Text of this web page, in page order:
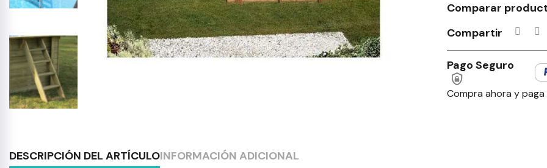
Comparar
Compartir
Pago Seguro
Compra ahora y
DESCRIPCIÓN DEL ARTÍCULOINFORMACIÓN ADICIONAL